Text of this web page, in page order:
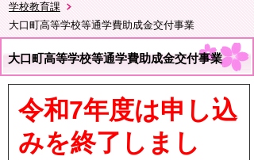
学校教育課
大口町高等学校等通学費助成金交付事業
大口町高等学校等通学費助成金交付事業
令和7年度は申し込
みを終了しまし